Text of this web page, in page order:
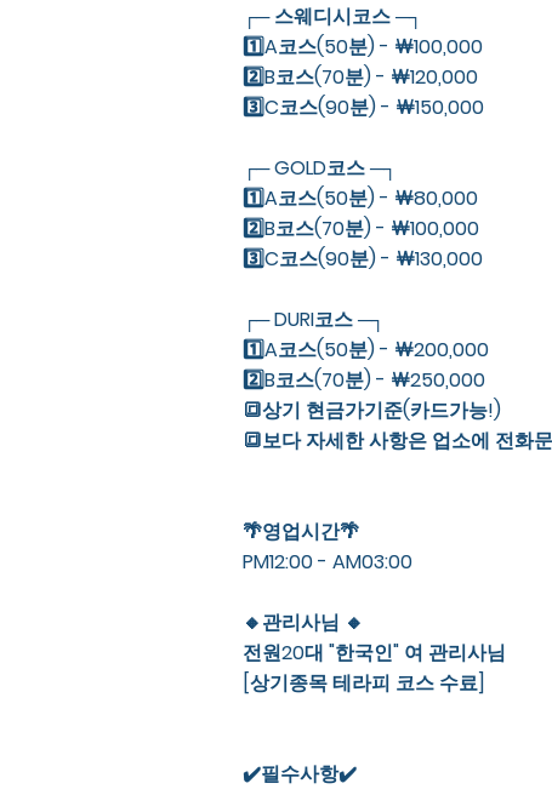
┌─ 스웨디시코스 ─┐
1️⃣A코스(50분) - ￦100,000
2️⃣B코스(70분) - ￦120,000
3️⃣C코스(90분) - ￦150,000
┌─ GOLD코스 ─┐
1️⃣A코스(50분) - ￦80,000
2️⃣B코스(70분) - ￦100,000
3️⃣C코스(90분) - ￦130,000
┌─ DURI코스 ─┐
1️⃣A코스(50분) - ￦200,000
2️⃣B코스(70분) - ￦250,000
🔳상기 현금가기준(카드가능!)
🔳보다 자세한 사항은 업소에 전화
🌴영업시간🌴
PM12:00 - AM03:00
🔸관리사님 🔸
전원20대 "한국인" 여 관리사님
[상기종목 테라피 코스 수료]
✔️필수사항✔️